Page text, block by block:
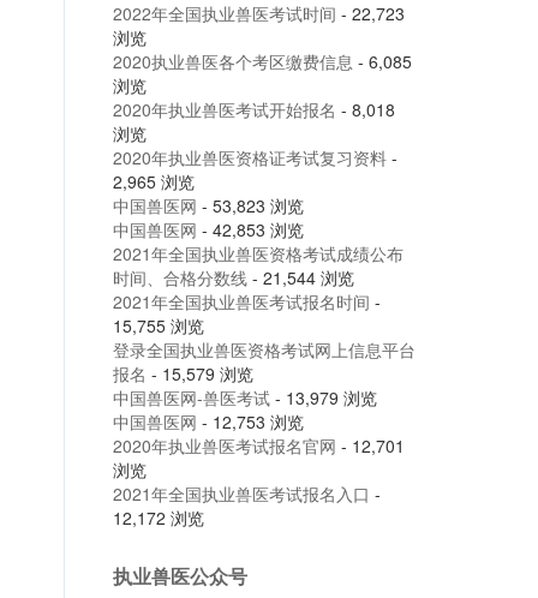
2022年全国执业兽医考试时间 - 22,723
浏览
2020执业兽医各个考区缴费信息 - 6,085
浏览
2020年执业兽医考试开始报名 - 8,018
浏览
2020年执业兽医资格证考试复习资料-
2,965 浏览
中国兽医网 - 53,823 浏览
中国兽医网 - 42,853 浏览
2021年全国执业兽医资格考试成绩公布
时间、合格分数线- 21,544 浏览
2021年全国执业兽医考试报名时间 -
15,755 浏览
登录全国执业兽医资格考试网上信息平台
报名 - 15,579 浏览
中国兽医网-兽医考试- 13,979 浏览
中国兽医网 - 12,753 浏览
2020年执业兽医考试报名官网 - 12,701
浏览
2021年全国执业兽医考试报名入口 -
12,172 浏览
执业兽医公众号